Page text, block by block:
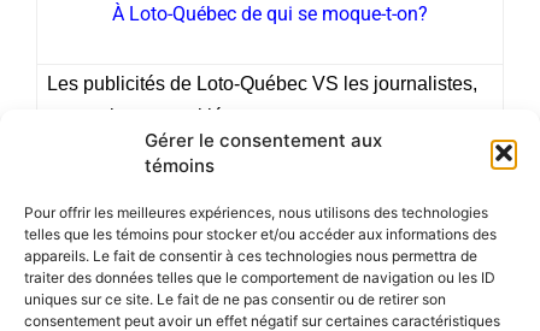
Gérer le consentement aux
témoins
Pour offrir les meilleures expériences, nous utilisons des technologies
telles que les témoins pour stocker et/ou accéder aux informations des
appareils. Le fait de consentir à ces technologies nous permettra de
traiter des données telles que le comportement de navigation ou les ID
uniques sur ce site. Le fait de ne pas consentir ou de retirer son
consentement peut avoir un effet négatif sur certaines caractéristiques
À Loto-Québec de qui se moque-t-on?
Les publicités de Loto-Québec VS les journalistes,
un combat sans pitié.
Ruptures amoureuses toxiques, Ingrid Falaise